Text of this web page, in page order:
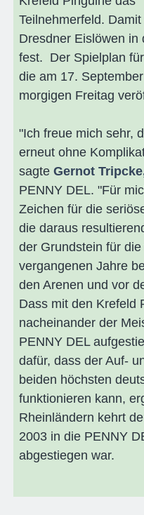
Teilnehmerfeld.
Dresdner Eislöwen in
fest. Der Spielplan
die am 17.
morgigen Freitag
"Ich freue mich sehr,
erneut ohne
sagte Gernot
PENNY DEL. "Für
Zeichen für die
die daraus
der Grundstein für
vergangenen Jahre
den Arenen und vor
Dass mit den Krefeld
nacheinander der
PENNY DEL
dafür, dass der Auf-
beiden höchsten
funktionieren kann,
Rheinländern kehrt
2003 in die PENNY
abgestiegen war.